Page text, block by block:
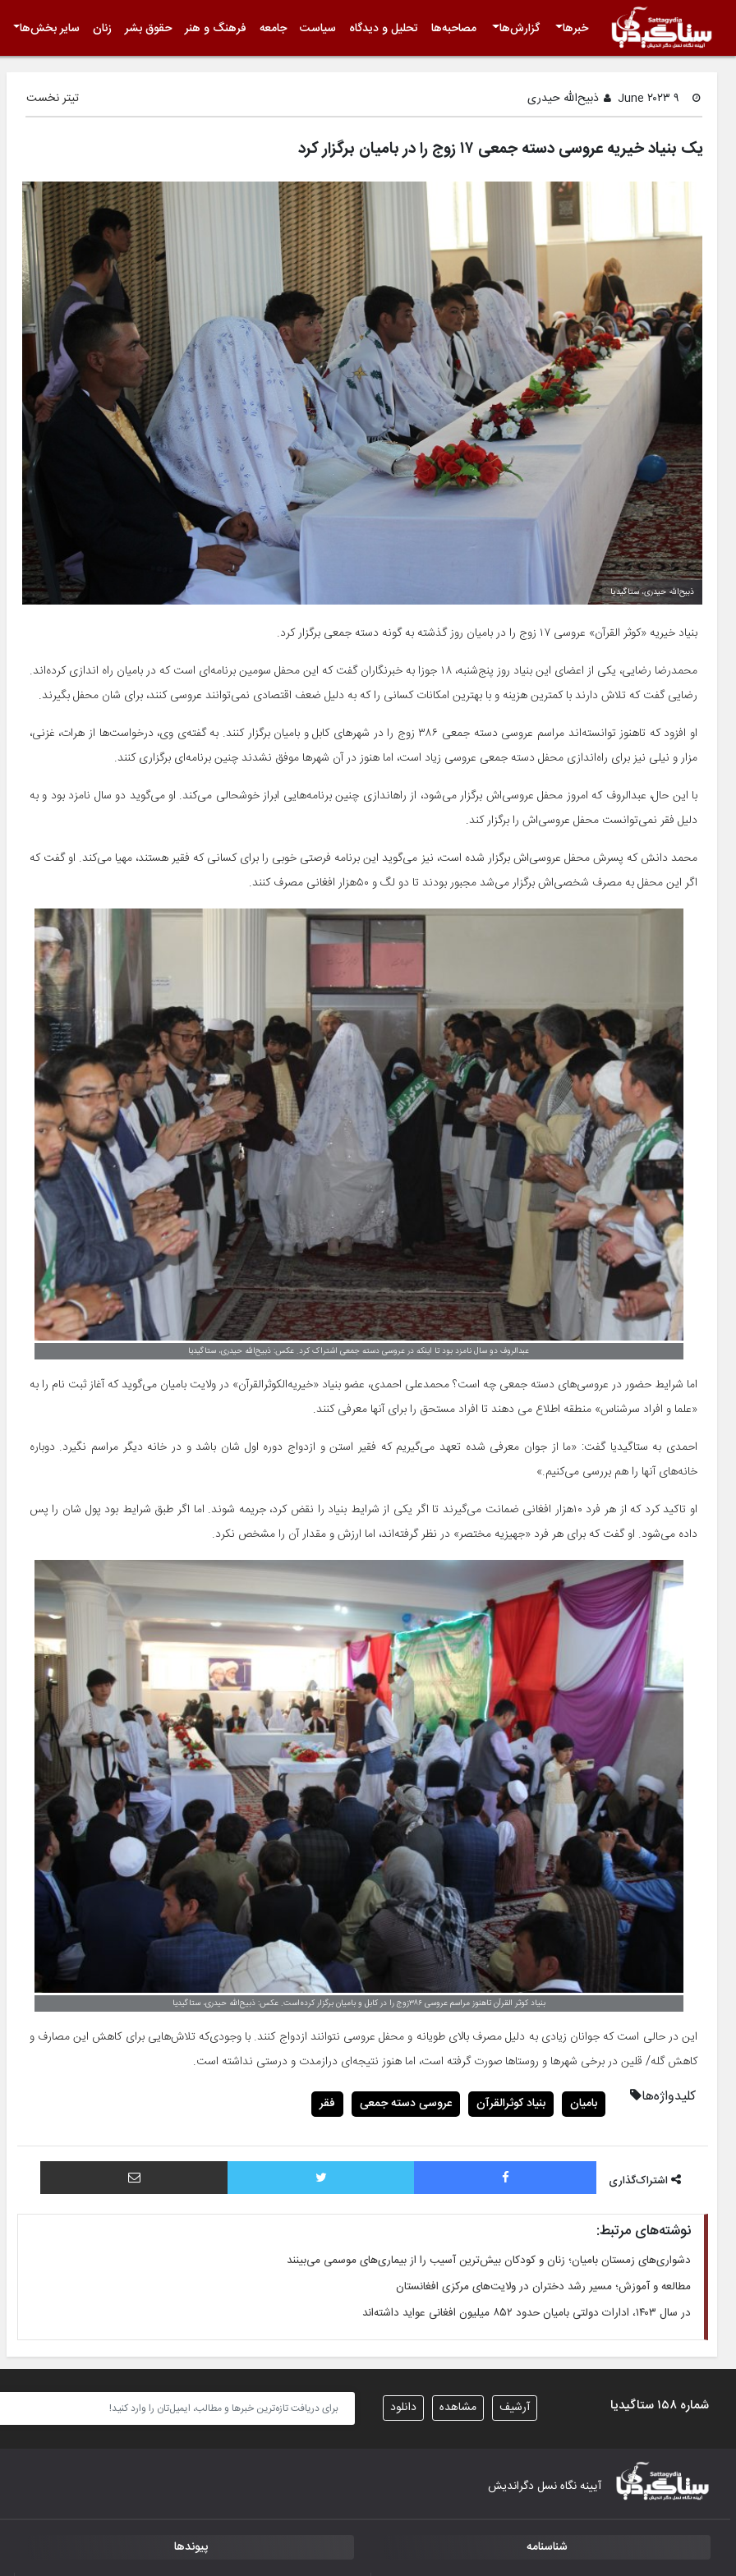
خبرها گزارش‌ها مصاحبه‌ها تحلیل و دیدگاه سیاست جامعه فرهنگ و هنر حقوق بشر زنان سایر بخش‌ها
ذبیح‌الله حیدری تیتر نخست
یک بنیاد خیریه عروسی دسته جمعی ۱۷ زوج را در بامیان برگزار کرد
ذبیح‌الله حیدری، ستاگیدیا
بنیاد خیریه «کوثر القرآن» عروسی ۱۷ زوج را در بامیان روز گذشته به گونه دسته جمعی برگزار کرد.
محمدرضا رضایی، یکی از اعضای این بنیاد روز پنج‌شنبه، ۱۸ جوزا به خبرنگاران گفت که این محفل سومین برنامه‌ای است که در بامیان راه اندازی کرده‌اند.
رضایی گفت که تلاش دارند با کمترین هزینه و با بهترین امکانات کسانی را که به دلیل ضعف اقتصادی نمی‌توانند عروسی کنند، برای شان محفل بگیرند.
او افزود که تاهنوز توانسته‌اند مراسم عروسی دسته جمعی ۳۸۶ زوج را در شهرهای کابل و بامیان برگزار کنند. به گفته‌ی وی، درخواست‌ها از هرات، غزنی،
مزار و نیلی نیز برای راه‌اندازی محفل دسته جمعی عروسی زیاد است، اما هنوز در آن شهرها موفق نشدند چنین برنامه‌ای برگزاری کنند.
با این حال، عبدالروف که امروز محفل عروسی‌اش برگزار می‌شود، از راه‎اندازی چنین برنامه‌هایی ابراز خوشحالی می‌کند. او می‌گوید دو سال نامزد بود و به
دلیل فقر نمی‌توانست محفل عروسی‌اش را برگزار کند.
محمد دانش که پسرش محفل عروسی‌اش برگزار شده است، نیز می‌گوید این برنامه فرصتی خوبی را برای کسانی که فقیر هستند، مهیا می‌کند. او گفت که
اگر این محفل به مصرف شخصی‌اش برگزار می‌شد مجبور بودند تا دو لگ و ۵۰هزار افغانی مصرف کنند.
عبدالروف دو سال نامزد بود تا اینکه در عروسی دسته جمعی اشتراک کرد. عکس: ذبیح‌الله حیدری، ستاگیدیا
اما شرایط حضور در عروسی‌های دسته جمعی چه است؟ محمدعلی احمدی، عضو بنیاد «خیریه‌الکوثرالقرآن» در ولایت بامیان می‌گوید که آغاز ثبت نام را به
«علما و افراد سرشناس» منطقه اطلاع می دهند تا افراد مستحق را برای آنها معرفی کنند.
احمدی به ستاگیدیا گفت: «ما از جوان معرفی شده تعهد می‌گیریم که فقیر استن و ازدواج دوره اول شان باشد و در خانه دیگر مراسم نگیرد. دوباره
خانه‌های آنها را هم بررسی می‌کنیم.»
او تاکید کرد که از هر فرد ۱۰هزار افغانی ضمانت می‌گیرند تا اگر یکی از شرایط بنیاد را نقض کرد، جریمه شوند. اما اگر طبق شرایط بود پول شان را پس
داده می‌شود. او گفت که برای هر فرد «جهیزیه مختصر» در نظر گرفته‌اند، اما ارزش و مقدار آن را مشخص نکرد.
بنیاد کوثر القرآن تاهنوز مراسم عروسی ۳۸۶زوج را در کابل و بامیان برگزار کرده‌است. عکس: ذبیح‌الله حیدری، ستاگیدیا
این در حالی است که جوانان زیادی به دلیل مصرف بالای طویانه و محفل عروسی نتوانند ازدواج کنند. با وجودی‌که تلاش‌هایی برای کاهش این مصارف و
کاهش گله/ قلین در برخی شهرها و روستاها صورت گرفته است، اما هنوز نتیجه‌ای درازمدت و درستی نداشته است.
کلیدواژه‌ها بامیان بنیاد کوثرالقرآن عروسی دسته جمعی فقر
اشتراک‌گذاری
فیس بوک توییتر اشتراک با ایمیل
نوشته‌های مرتبط:
دشواری‌های زمستان بامیان؛ زنان و کودکان بیش‌ترین آسیب را از بیماری‌های موسمی می‌بینند
مطالعه و آموزش؛ مسیر رشد دختران در ولایت‌های مرکزی افغانستان
در سال ۱۴۰۳، ادارات دولتی بامیان حدود ۸۵۲ میلیون افغانی عواید داشته‌اند
شماره ۱۵۸ ستاگیدیا دانلود مشاهده آرشیف
آیینه نگاه نسل دگراندیش
شناسنامه پیوندها